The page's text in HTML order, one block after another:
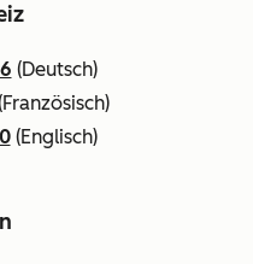
(Deutsch)
(Englisch)